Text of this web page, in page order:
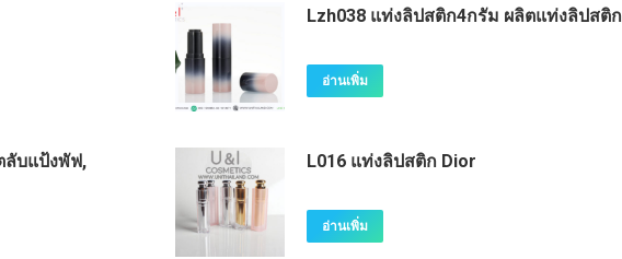
Lzh038 แท่งลิปสติก4กรัม ผลิตแท่งลิปสติก
อ่านเพิ่ม
ลับแป้งพัฟ,
L016 แท่งลิปสติก Dior
อ่านเพิ่ม